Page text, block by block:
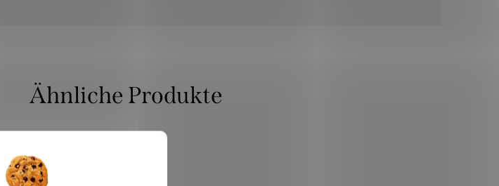
Mehr für weniger